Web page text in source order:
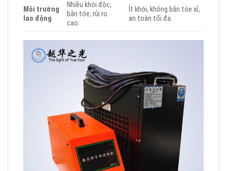
Môi trường
lao động
Nhiều khói độc,
bắn tóe, rủi ro
cao.
Ít khói, không bắn tóe xỉ,
an toàn tối đa.